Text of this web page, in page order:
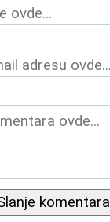
komentara